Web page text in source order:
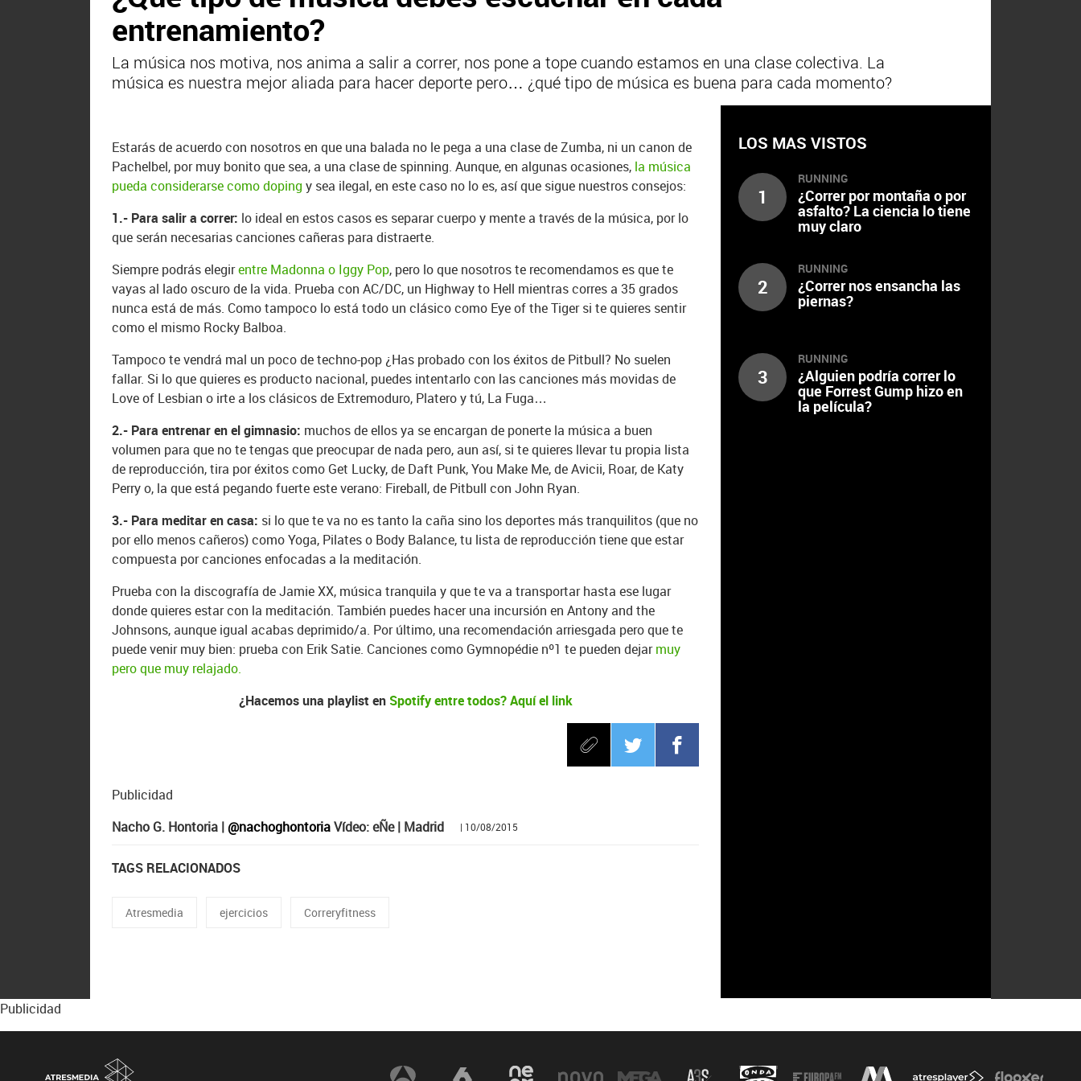
entrenamiento?
La música nos motiva, nos anima a salir a correr, nos pone a tope cuando estamos en una clase colectiva. La
música es nuestra mejor aliada para hacer deporte pero… ¿qué tipo de música es buena para cada momento?
Estarás de acuerdo con nosotros en que una balada no le pega a una clase de Zumba, ni un canon de
Pachelbel, por muy bonito que sea, a una clase de spinning. Aunque, en algunas ocasiones, la música
pueda considerarse como doping y sea ilegal, en este caso no lo es, así que sigue nuestros consejos:
1.- Para salir a correr: lo ideal en estos casos es separar cuerpo y mente a través de la música, por lo
que serán necesarias canciones cañeras para distraerte.
Siempre podrás elegirentre Madonna o Iggy Pop, pero lo que nosotros te recomendamos es que te
vayas al lado oscuro de la vida. Prueba con AC/DC, un Highway to Hell mientras corres a 35 grados
nunca está de más. Como tampoco lo está todo un clásico como Eye of the Tiger si te quieres sentir
como el mismo Rocky Balboa.
Tampoco te vendrá mal un poco de techno-pop ¿Has probado con los éxitos de Pitbull? No suelen
fallar. Si lo que quieres es producto nacional, puedes intentarlo con las canciones más movidas de
Love of Lesbian o irte a los clásicos de Extremoduro, Platero y tú, La Fuga…
2.- Para entrenar en el gimnasio: muchos de ellos ya se encargan de ponerte la música a buen
volumen para que no te tengas que preocupar de nada pero, aun así, si te quieres llevar tu propia lista
de reproducción, tira por éxitos como Get Lucky, de Daft Punk, You Make Me, de Avicii, Roar, de Katy
Perry o, la que está pegando fuerte este verano: Fireball, de Pitbull con John Ryan.
3.- Para meditar en casa: si lo que te va no es tanto la caña sino los deportes más tranquilitos (que no
por ello menos cañeros) como Yoga, Pilates o Body Balance, tu lista de reproducción tiene que estar
compuesta por canciones enfocadas a la meditación.
Prueba con la discografía de Jamie XX, música tranquila y que te va a transportar hasta ese lugar
donde quieres estar con la meditación. También puedes hacer una incursión en Antony and the
Johnsons, aunque igual acabas deprimido/a. Por último, una recomendación arriesgada pero que te
puede venir muy bien: prueba con Erik Satie. Canciones como Gymnopédie nº1 te pueden dejarmuy
pero que muy relajado.
¿Hacemos una playlist en Spotify entre todos? Aquí el link
Publicidad
Nacho G. Hontoria |@nachoghontoriaVídeo: eÑe | Madrid | 10/08/2015
TAGS RELACIONADOS
Atresmedia ejercicios Correryfitness
LOS MAS VISTOS
1
RUNNING
¿Correr por montaña o por
asfalto? La ciencia lo tiene
muy claro
2
RUNNING
¿Correr nos ensancha las
piernas?
3
RUNNING
¿Alguien podría correr lo
que Forrest Gump hizo en
la película?
Publicidad